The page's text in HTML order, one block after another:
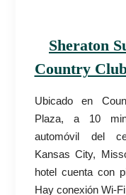
Sheraton
Country
Ubicado en
Plaza, a 10
automóvil del
Kansas City,
hotel cuenta con
Hay conexión Wi-